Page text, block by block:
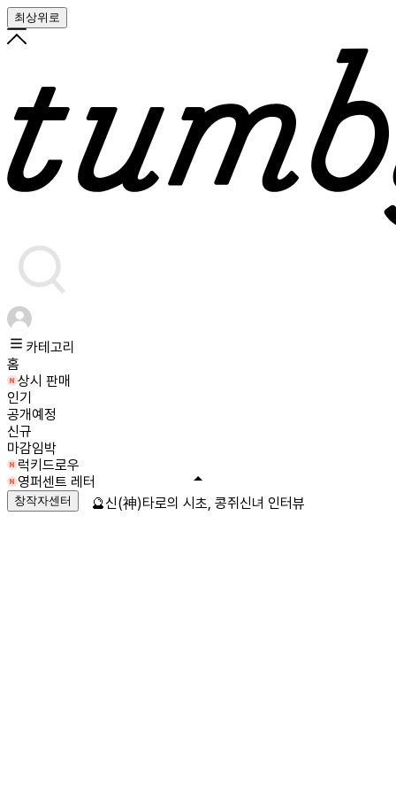
최상위로
카테고리
홈
상시 판매
인기
공개예정
신규
마감임박
럭키드로우
영퍼센트 레터
창작자센터 🔮신(神)타로의 시초, 콩쥐신녀 인터뷰